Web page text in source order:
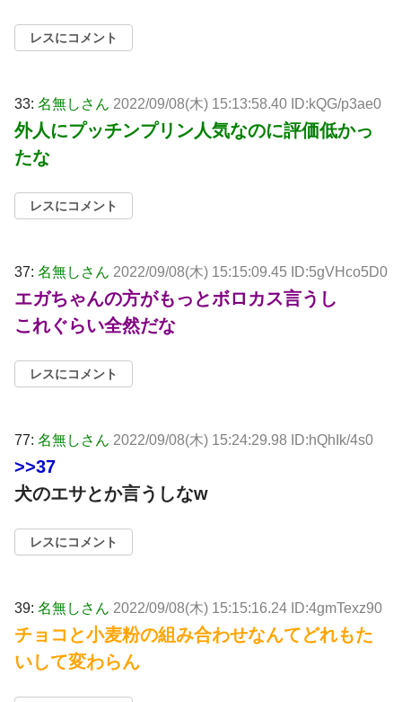
レスにコメント
33: 名無しさん 2022/09/08(木) 15:13:58.40 ID:kQG/p3ae0
外人にプッチンプリン人気なのに評価低かっ
たな
レスにコメント
37: 名無しさん 2022/09/08(木) 15:15:09.45 ID:5gVHco5D0
エガちゃんの方がもっとボロカス言うし
これぐらい全然だな
レスにコメント
77: 名無しさん 2022/09/08(木) 15:24:29.98 ID:hQhIk/4s0
>>37
犬のエサとか言うしなw
レスにコメント
39: 名無しさん 2022/09/08(木) 15:15:16.24 ID:4gmTexz90
チョコと小麦粉の組み合わせなんてどれもた
いして変わらん